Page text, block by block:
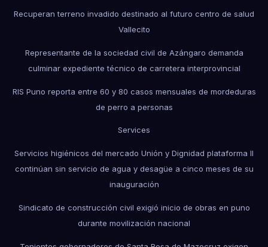
Recuperan terreno invadido destinado al futuro centro de salud
Vallecito
Representante de la sociedad civil de Azángaro demanda
culminar expediente técnico de carretera interprovincial
RIS Puno reporta entre 60 y 80 casos mensuales de mordeduras
de perro a personas
Services
Servicios higiénicos del mercado Unión y Dignidad plataforma II
continúan sin servicio de agua y desagüe a cinco meses de su
inauguración
Sindicato de construcción civil exigió inicio de obras en puno
durante movilización nacional